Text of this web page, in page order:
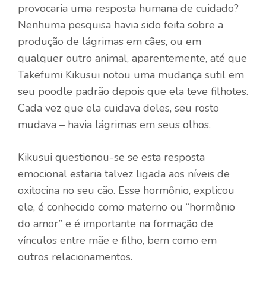
provocaria uma resposta humana de cuidado?
Nenhuma pesquisa havia sido feita sobre a
produção de lágrimas em cães, ou em
qualquer outro animal, aparentemente, até que
Takefumi Kikusui notou uma mudança sutil em
seu poodle padrão depois que ela teve filhotes.
Cada vez que ela cuidava deles, seu rosto
mudava – havia lágrimas em seus olhos.
Kikusui questionou-se se esta resposta
emocional estaria talvez ligada aos níveis de
oxitocina no seu cão. Esse hormônio, explicou
ele, é conhecido como materno ou “hormônio
do amor” e é importante na formação de
vínculos entre mãe e filho, bem como em
outros relacionamentos.